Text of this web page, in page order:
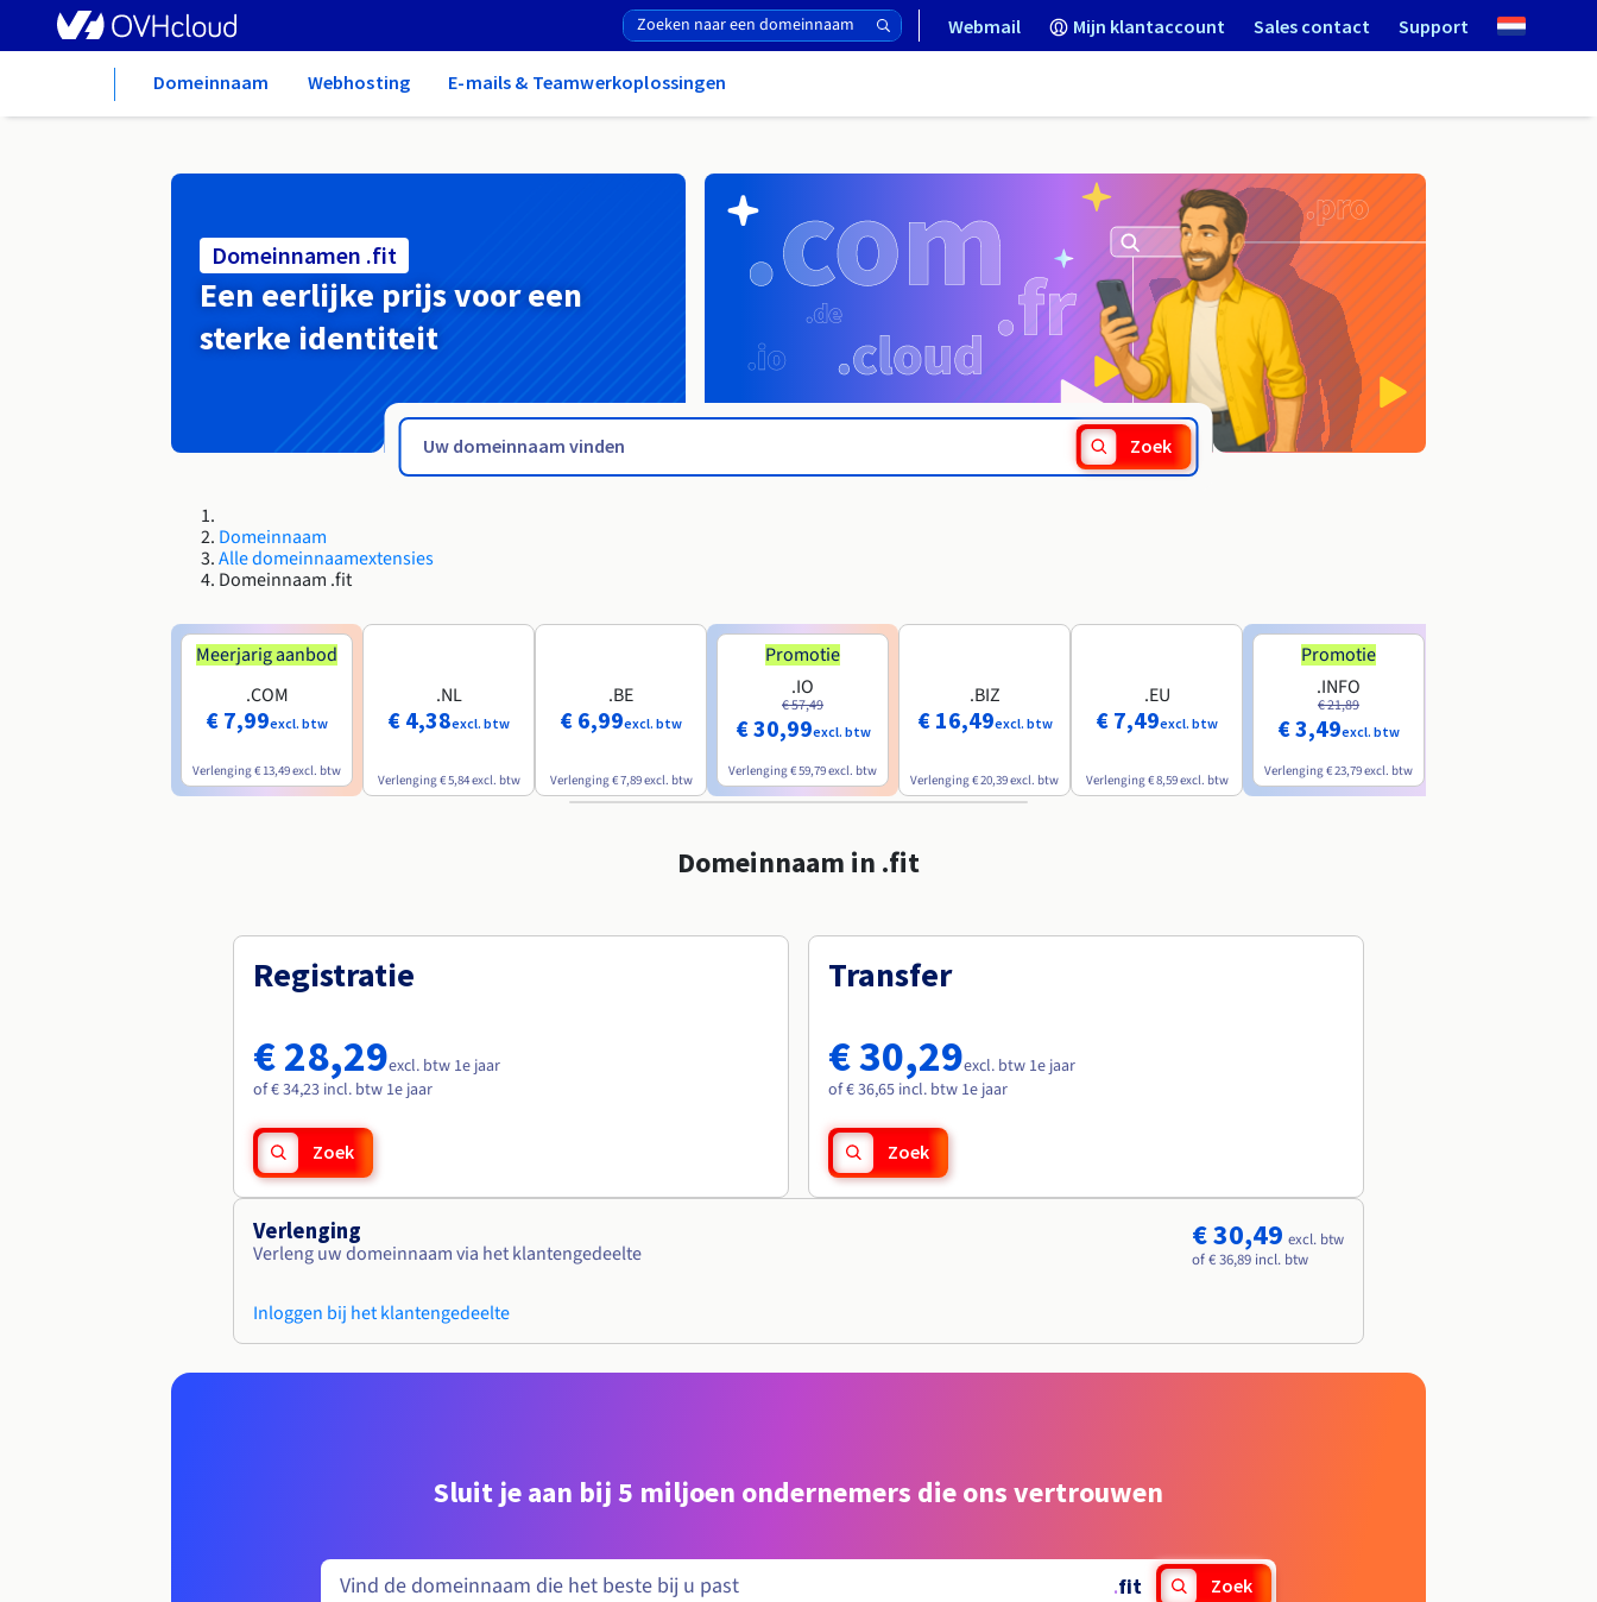
Webmail Mijn klantaccount Sales contact Support
Domeinnaam Webhosting E-mails & Teamwerkoplossingen
Domeinnamen .fit
Een eerlijke prijs voor een
sterke identiteit
Zoek
Domeinnaam
Alle domeinnaamextensies
Domeinnaam .fit
Meerjarig aanbod
.COM
€ 7,99excl. btw
Verlenging € 13,49excl. btw
.NL
€ 4,38excl. btw
Verlenging € 5,84excl. btw
.BE
€ 6,99excl. btw
Verlenging € 7,89excl. btw
Promotie
.IO
€ 57,49
€ 30,99excl. btw
Verlenging € 59,79excl. btw
.BIZ
€ 16,49excl. btw
Verlenging € 20,39excl. btw
.EU
€ 7,49excl. btw
Verlenging € 8,59excl. btw
Promotie
.INFO
€ 21,89
€ 3,49excl. btw
Verlenging € 23,79excl. btw
Domeinnaam in .fit
Registratie
€ 28,29excl. btw 1e jaar
of € 34,23 incl. btw 1e jaar
Zoek
Transfer
€ 30,29excl. btw 1e jaar
of € 36,65 incl. btw 1e jaar
Zoek
Verlenging
Verleng uw domeinnaam via het klantengedeelte
Inloggen bij het klantengedeelte
€ 30,49 excl. btw
of € 36,89 incl. btw
Sluit je aan bij 5 miljoen ondernemers die ons vertrouwen
.fit Zoek